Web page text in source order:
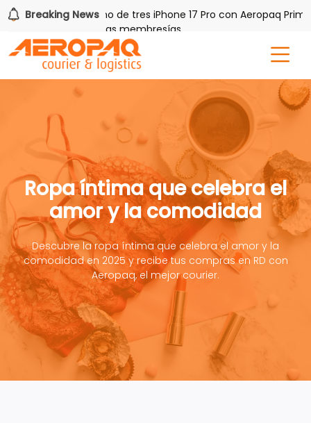
Breaking News
Gana uno de tres iPhone 17 Pro con Aeropaq Prime
tres meses nuevas membresías
Ropa íntima que celebra el
amor y la comodidad
Descubre la ropa íntima que celebra el amor y la
comodidad en 2025 y recibe tus compras en RD con
Aeropaq, el mejor courier.